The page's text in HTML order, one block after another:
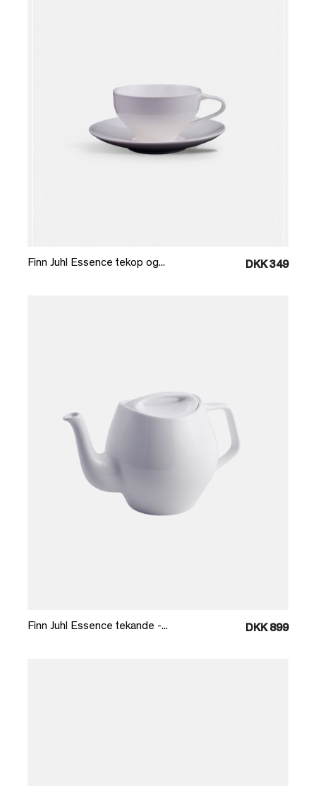
Finn Juhl Essence tekop og... DKK 349
Finn Juhl Essence tekande -... DKK 899